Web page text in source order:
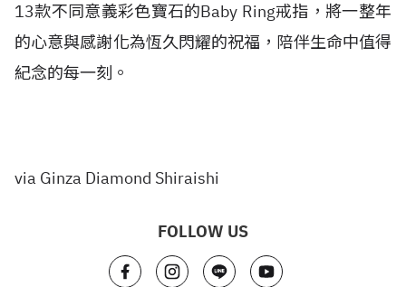
13款不同意義彩色寶石的Baby Ring戒指，將一整年
的心意與感謝化為恆久閃耀的祝福，陪伴生命中值得
紀念的每一刻。
via Ginza Diamond Shiraishi
FOLLOW US